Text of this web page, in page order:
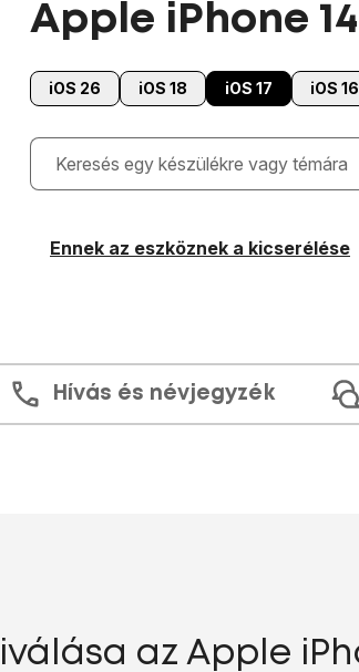
Apple iPhone
iOS 26 iOS 18 iOS 17 iOS
Gépelés közben megjelennek a
Ennek az eszköznek a kicserélése
Hívás és névjegyzék
az Apple